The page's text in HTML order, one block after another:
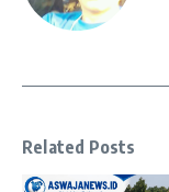
Related Posts